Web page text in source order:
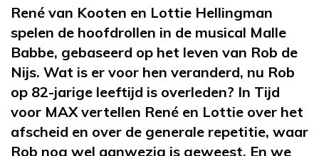
René van Kooten en Lottie Hellingman
spelen de hoofdrollen in de musical Malle
Babbe, gebaseerd op het leven van Rob de
Nijs. Wat is er voor hen veranderd, nu Rob
op 82-jarige leeftijd is overleden? In Tijd
voor MAX vertellen René en Lottie over het
afscheid en over de generale repetitie, waar
Rob nog wel aanwezig is geweest. En we